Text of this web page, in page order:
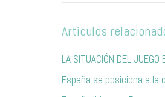
Artículos
LA SITUACIÓN DEL JUEGO
España se posiciona a la